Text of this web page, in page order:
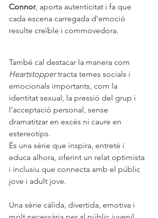
Connor, aporta autenticitat i fa que
cada escena carregada d’emoció
resulte creïble i commovedora.
També cal destacar la manera com
Heartstopper tracta temes socials i
emocionals importants, com la
identitat sexual, la pressió del grup i
l’acceptació personal, sense
dramatitzar en excés ni caure en
estereotips.
És una sèrie que inspira, entreté i
educa alhora, oferint un relat optimista
i inclusiu que connecta amb el públic
jove i adult jove.
Una sèrie càlida, divertida, emotiva i